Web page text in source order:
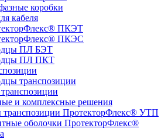
коробки
кабеля
ПКЭТ
ПКЭС
ПЛ БЭТ
ПЛ ПКТ
транспозиции
и комплексные решения
транспозиции ПротекторФлекс® УТП
оболочки ПротекторФлекс®